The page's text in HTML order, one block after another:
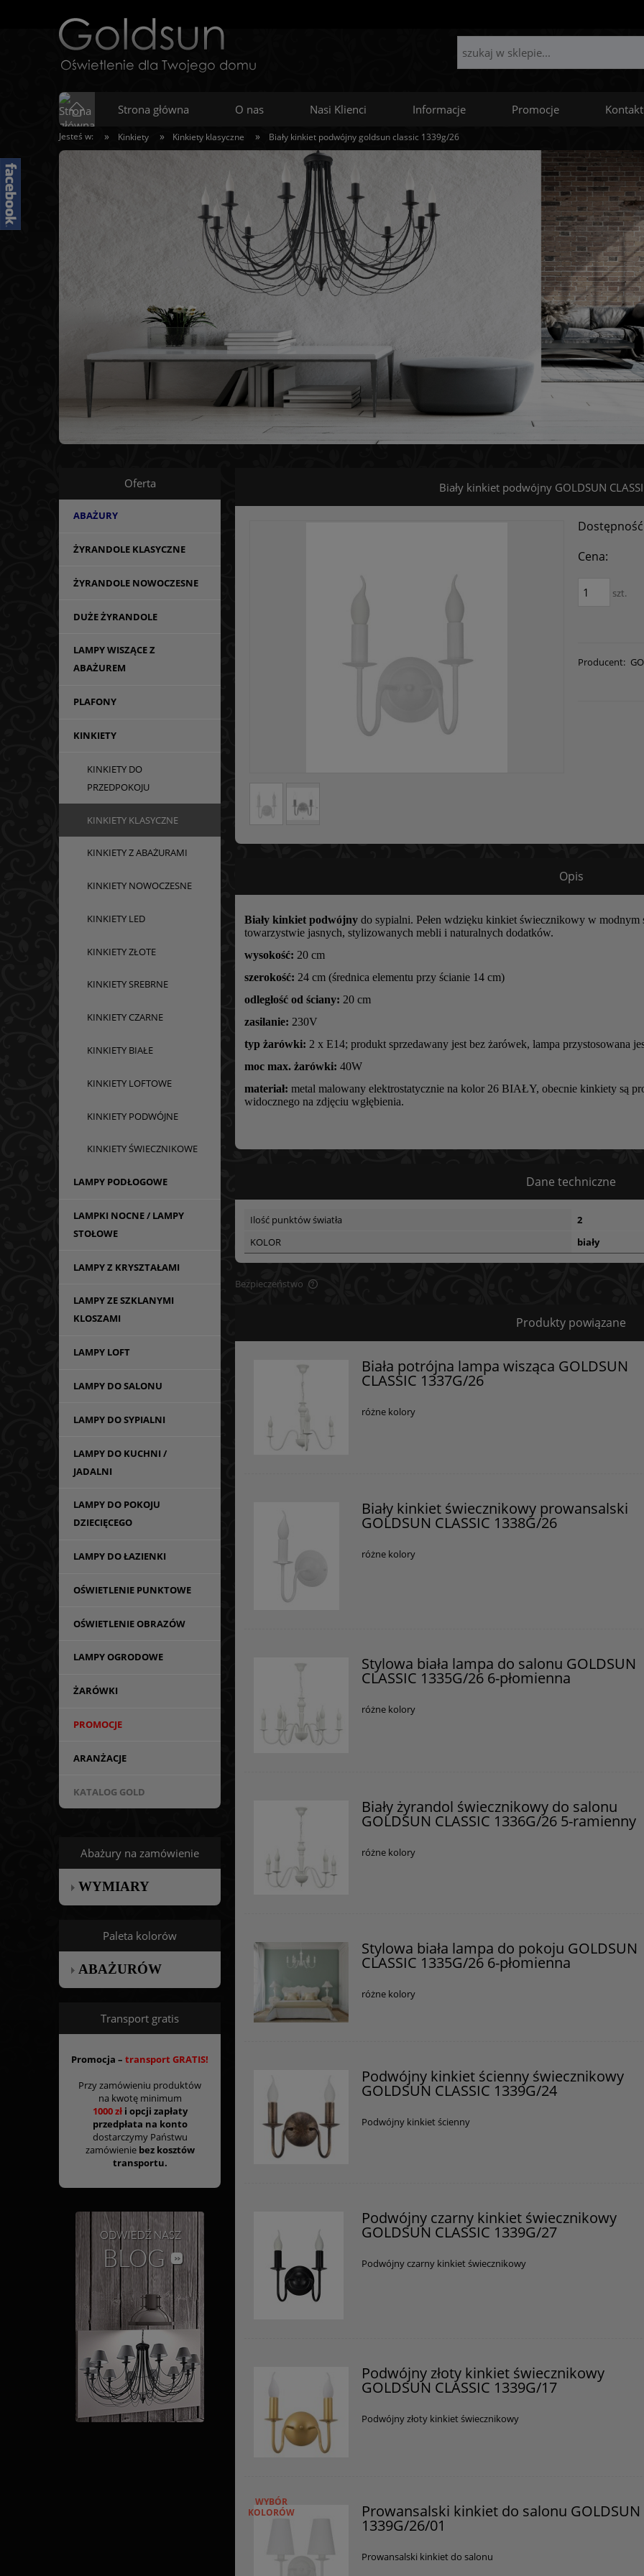
Strona główna O nas Nasi Klienci Informacje Promocje Kontakt
Jesteś w: » Kinkiety » Kinkiety klasyczne » Biały kinkiet podwójny goldsun classic 1339g/26
Oferta
ABAŻURY
ŻYRANDOLE KLASYCZNE
ŻYRANDOLE NOWOCZESNE
DUŻE ŻYRANDOLE
LAMPY WISZĄCE Z
ABAŻUREM
PLAFONY
KINKIETY
KINKIETY DO
PRZEDPOKOJU
KINKIETY KLASYCZNE
KINKIETY Z ABAŻURAMI
KINKIETY NOWOCZESNE
KINKIETY LED
KINKIETY ZŁOTE
KINKIETY SREBRNE
KINKIETY CZARNE
KINKIETY BIAŁE
KINKIETY LOFTOWE
KINKIETY PODWÓJNE
KINKIETY ŚWIECZNIKOWE
LAMPY PODŁOGOWE
LAMPKI NOCNE / LAMPY
STOŁOWE
LAMPY Z KRYSZTAŁAMI
LAMPY ZE SZKLANYMI
KLOSZAMI
LAMPY LOFT
LAMPY DO SALONU
LAMPY DO SYPIALNI
LAMPY DO KUCHNI /
JADALNI
LAMPY DO POKOJU
DZIECIĘCEGO
LAMPY DO ŁAZIENKI
OŚWIETLENIE PUNKTOWE
OŚWIETLENIE OBRAZÓW
LAMPY OGRODOWE
ŻARÓWKI
PROMOCJE
ARANŻACJE
KATALOG GOLD
Abażury na zamówienie
WYMIARY
Paleta kolorów
ABAŻURÓW
Transport gratis
Promocja – transport GRATIS!
Przy zamówieniu produktów
na kwotę minimum
1000 złi opcji zapłaty
przedpłata na konto
dostarczymy Państwu
zamówienie bez kosztów
transportu.
Biały kinkiet podwójny GOLDSUN
Cena:
szt.
Producent:
Opis
Biały kinkiet podwójny do sypialni. Pełen wdzięku kinkiet świecznikowy w
towarzystwie jasnych, stylizowanych mebli i naturalnych dodatków.
wysokość: 20 cm
szerokość: 24 cm (średnica elementu przy ścianie 14 cm)
odległość od ściany: 20 cm
zasilanie: 230V
typ żarówki: 2 x E14; produkt sprzedawany jest bez żarówek, lampa przystosowana
moc max. żarówki: 40W
materiał: metal malowany elektrostatycznie na kolor 26 BIAŁY, obecnie kinkiety są
widocznego na zdjęciu wgłębienia.
Dane techniczne
Ilość punktów światła
2
KOLOR
biały
Bezpieczeństwo
Certyfikaty i ostrzeżenie bezpieczeństwa
Posiada oznaczenie CE (zgodność z normami UE).
Producent
GOLDSUN
Produkty powiązane
Biała potrójna lampa wisząca GOLDSUN
CLASSIC 1337G/26
różne kolory
Biały kinkiet świecznikowy prowansalski
GOLDSUN CLASSIC 1338G/26
różne kolory
Stylowa biała lampa do salonu GOLDSUN
CLASSIC 1335G/26 6-płomienna
różne kolory
Biały żyrandol świecznikowy do salonu
GOLDSUN CLASSIC 1336G/26 5-ramienny
różne kolory
Stylowa biała lampa do pokoju GOLDSUN
CLASSIC 1335G/26 6-płomienna
różne kolory
Podwójny kinkiet ścienny świecznikowy
GOLDSUN CLASSIC 1339G/24
Podwójny kinkiet ścienny
Podwójny czarny kinkiet świecznikowy
GOLDSUN CLASSIC 1339G/27
Podwójny czarny kinkiet świecznikowy
Podwójny złoty kinkiet świecznikowy
GOLDSUN CLASSIC 1339G/17
Podwójny złoty kinkiet świecznikowy
WYBÓR
KOLORÓW
Prowansalski kinkiet do salonu GOLDSUN
1339G/26/01
Prowansalski kinkiet do salonu